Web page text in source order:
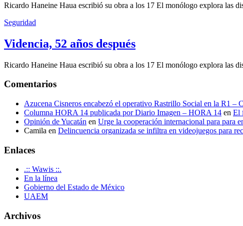
Ricardo Haneine Haua escribió su obra a los 17 El monólogo explora las
Seguridad
Videncia, 52 años después
Ricardo Haneine Haua escribió su obra a los 17 El monólogo explora las
Comentarios
Azucena Cisneros encabezó el operativo Rastrillo Social en la R1 –
Columna HORA 14 publicada por Diario Imagen – HORA 14 en El
Opinión de Yucatán en Urge la cooperación internacional para para
Camila en Delincuencia organizada se infiltra en videojuegos para
Enlaces
.:: Wawis ::.
En la línea
Gobierno del Estado de México
UAEM
Archivos